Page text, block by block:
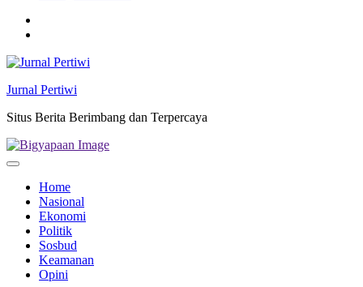
Jurnal Pertiwi
Situs Berita Berimbang dan Terpercaya
Home
Nasional
Ekonomi
Politik
Sosbud
Keamanan
Opini